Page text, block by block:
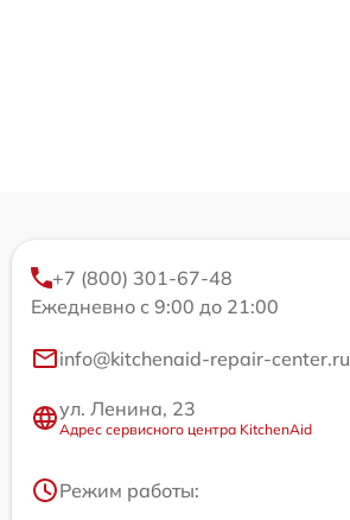
+7 (800) 301-67-48
Ежедневно с 9:00 до 21:00
info@kitchenaid-repair-center.ru
ул. Ленина, 23
Адрес сервисного центра KitchenAid
Режим работы: